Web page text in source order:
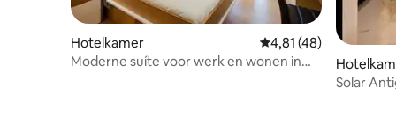
Badkamers voorzien van douche,
haardroger, extra gladde en schone
handdoeken en persoonlijke
hygiëneproducten. Gratis Wifi, telefoon
Hotelkamer Gemiddelde
4,81 (48)
Moderne suíte voor werk en wonen in
Solar